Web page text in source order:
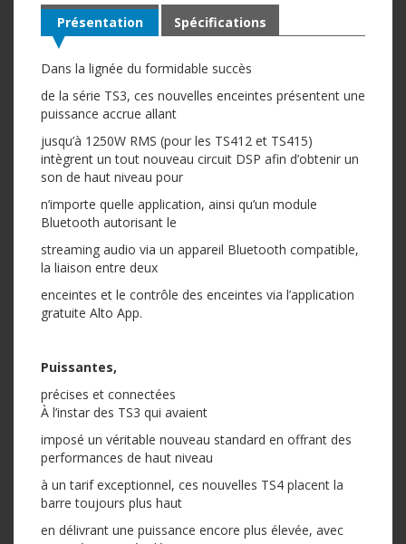
Présentation
Dans la lignée du formidable succès
de la série TS3, ces nouvelles enceintes présentent une
puissance accrue allant
jusqu’à 1250W RMS (pour les TS412 et TS415)
intègrent un tout nouveau circuit DSP afin d’obtenir un
son de haut niveau pour
n’importe quelle application, ainsi qu’un module
Bluetooth autorisant le
streaming audio via un appareil Bluetooth compatible,
la liaison entre deux
enceintes et le contrôle des enceintes via l’application
gratuite Alto App.
Puissantes,
précises et connectées
À l’instar des TS3 qui avaient
imposé un véritable nouveau standard en offrant des
performances de haut niveau
à un tarif exceptionnel, ces nouvelles TS4 placent la
barre toujours plus haut
en délivrant une puissance encore plus élevée, avec
Spécifications